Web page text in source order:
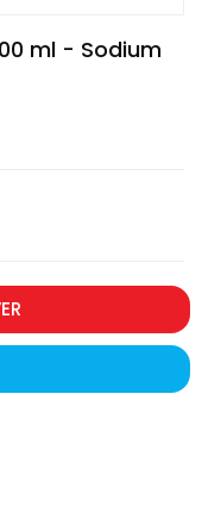
ml - Sodium